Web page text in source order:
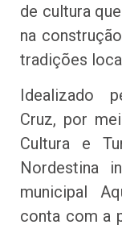
de cultura
na
tradições
Idealizado
Cruz, por
Cultura e
Nordestina
municipal
conta com a